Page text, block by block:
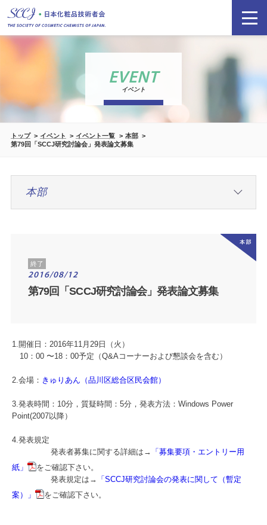
EVENT
イベント
トップ イベント イベント一覧
本部
第79回「SCCJ研究討論会」発表論文募集
終了
2016/08/12
第79回「SCCJ研究討論会」発表論文募集
1.開催日：2016年11月29日（火）
10：00 〜18：00予定（Q&Aコーナーおよび懇談会を含む）
2.会場： きゅりあん（品川区総合区民会館）
3.発表時間：10分，質疑時間：5分，発表方法：Windows Power
Point(2007以降）
4.発表規定
発表者募集に関する詳細は→ 「募集要項・エントリー用
紙」
をご確認下さい。
発表規定は→ 「SCCJ研究討論会の発表に関して（暫定
案）」
をご確認下さい。